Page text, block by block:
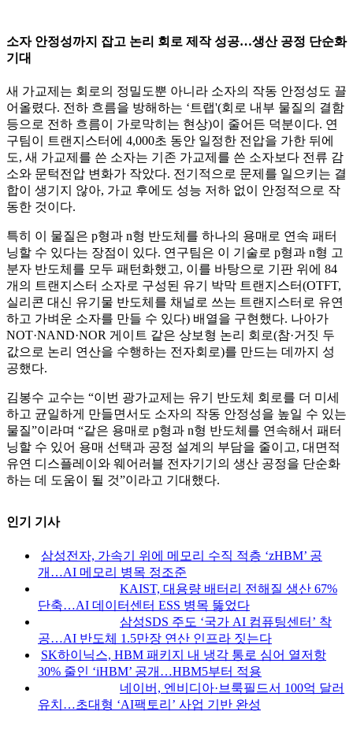
소자 안정성까지 잡고 논리 회로 제작 성공…생산 공정 단순화
기대
새 가교제는 회로의 정밀도뿐 아니라 소자의 작동 안정성도 끌
어올렸다. 전하 흐름을 방해하는 ‘트랩'(회로 내부 물질의 결함
등으로 전하 흐름이 가로막히는 현상)이 줄어든 덕분이다. 연
구팀이 트랜지스터에 4,000초 동안 일정한 전압을 가한 뒤에
도, 새 가교제를 쓴 소자는 기존 가교제를 쓴 소자보다 전류 감
소와 문턱전압 변화가 작았다. 전기적으로 문제를 일으키는 결
합이 생기지 않아, 가교 후에도 성능 저하 없이 안정적으로 작
동한 것이다.
특히 이 물질은 p형과 n형 반도체를 하나의 용매로 연속 패터
닝할 수 있다는 장점이 있다. 연구팀은 이 기술로 p형과 n형 고
분자 반도체를 모두 패턴화했고, 이를 바탕으로 기판 위에 84
개의 트랜지스터 소자로 구성된 유기 박막 트랜지스터(OTFT,
실리콘 대신 유기물 반도체를 채널로 쓰는 트랜지스터로 유연
하고 가벼운 소자를 만들 수 있다) 배열을 구현했다. 나아가
NOT·NAND·NOR 게이트 같은 상보형 논리 회로(참·거짓 두
값으로 논리 연산을 수행하는 전자회로)를 만드는 데까지 성
공했다.
김봉수 교수는 “이번 광가교제는 유기 반도체 회로를 더 미세
하고 균일하게 만들면서도 소자의 작동 안정성을 높일 수 있는
물질”이라며 “같은 용매로 p형과 n형 반도체를 연속해서 패터
닝할 수 있어 용매 선택과 공정 설계의 부담을 줄이고, 대면적
유연 디스플레이와 웨어러블 전자기기의 생산 공정을 단순화
하는 데 도움이 될 것”이라고 기대했다.
인기 기사
삼성전자, 가속기 위에 메모리 수직 적층 ‘zHBM’ 공
개…AI 메모리 병목 정조준
KAIST, 대용량 배터리 전해질 생산 67%
단축…AI 데이터센터 ESS 병목 뚫었다
삼성SDS 주도 ‘국가 AI 컴퓨팅센터’ 착
공…AI 반도체 1.5만장 연산 인프라 짓는다
SK하이닉스, HBM 패키지 내 냉각 통로 심어 열저항
30% 줄인 ‘iHBM’ 공개…HBM5부터 적용
네이버, 엔비디아·브룩필드서 100억 달러
유치…초대형 ‘AI팩토리’ 사업 기반 완성